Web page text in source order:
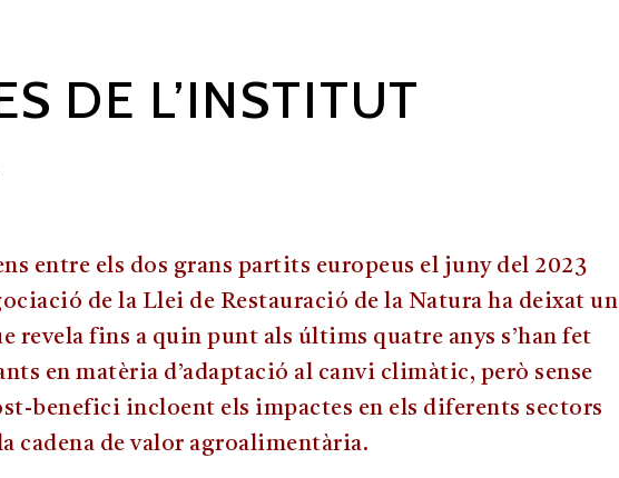
DE L’INSTITUT
entre els dos grans partits europeus el juny del 2023
de la Llei de Restauració de la Natura ha deixat un
revela fins a quin punt als últims quatre anys s’han fet
en matèria d’adaptació al canvi climàtic, però sense
benefici incloent els impactes en els diferents sectors
cadena de valor agroalimentària.